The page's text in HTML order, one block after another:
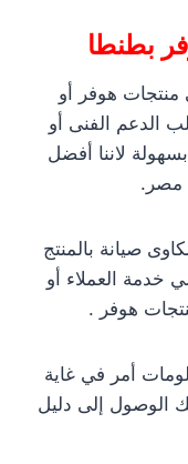
بطنطا
هوفر أو
الدعم الفنى أو
لاننا أفضل
مصر.
صيانة بالمنتج
خدمة العملاء أو
هوفر .
أمر في غاية
الوصول إلى دليل